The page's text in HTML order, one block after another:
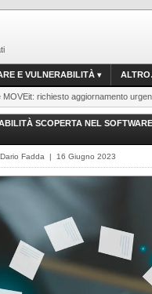
E VULNERABILITÀ
richiesto aggiornamento
SCOPERTA NEL
Fadda | 16 Giugno 2023